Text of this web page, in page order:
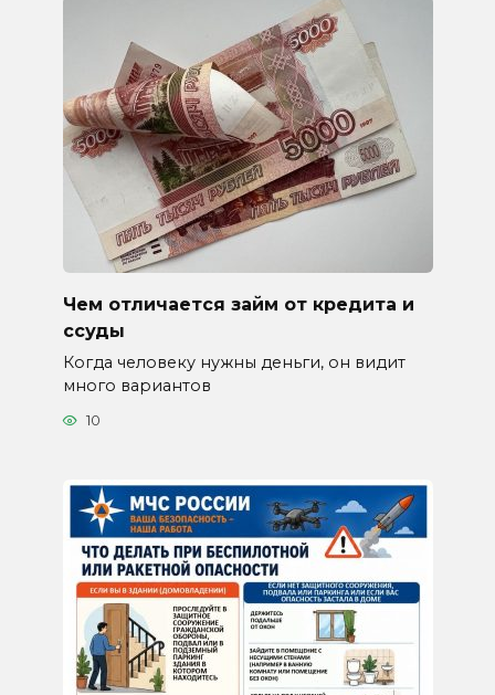
Чем отличается займ от кредита и
ссуды
Когда человеку нужны деньги, он видит
много вариантов
10